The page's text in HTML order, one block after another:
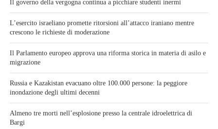
Il governo della vergogna continua a picchiare studenti inermi
L’esercito israeliano promette ritorsioni all’attacco iraniano mentre
crescono le richieste di moderazione
Il Parlamento europeo approva una riforma storica in materia di asilo e
migrazione
Russia e Kazakistan evacuano oltre 100.000 persone: la peggiore
inondazione degli ultimi decenni
Almeno tre morti nell’esplosione presso la centrale idroelettrica di
Bargi